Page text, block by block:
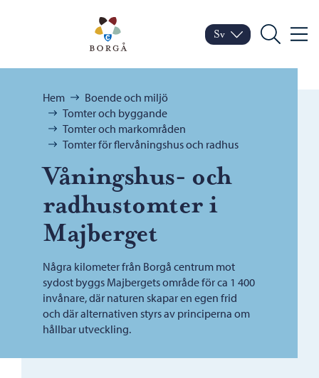
Porvoo – Gå till
Byt språk
Nuvarande språk:
Sv
Sök Meny
Bläddra:
Hem
Boende och miljö
Tomter och byggande
Tomter och markområden
Tomter för flervåningshus och radhus
Våningshus- och
radhustomter i
Majberget
Några kilometer från Borgå centrum mot
sydost byggs Majbergets område för ca 1 400
invånare, där naturen skapar en egen frid
och där alternativen styrs av principerna om
hållbar utveckling.